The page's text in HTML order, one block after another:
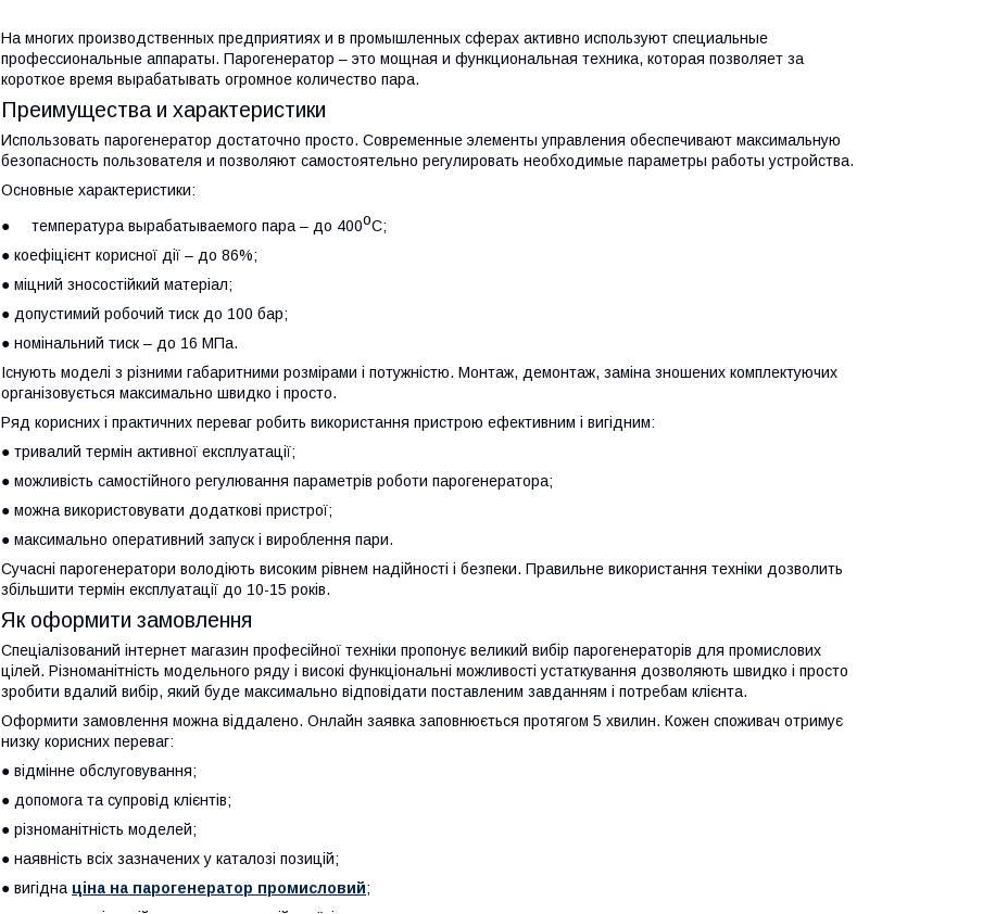
На многих производственных предприятиях и в промышленных сферах активно используют специальные
профессиональные аппараты. Парогенератор – это мощная и функциональная техника, которая позволяет за
короткое время вырабатывать огромное количество пара.
Преимущества и характеристики
Использовать парогенератор достаточно просто. Современные элементы управления обеспечивают максимальную
безопасность пользователя и позволяют самостоятельно регулировать необходимые параметры работы устройства.
Основные характеристики:
● температура вырабатываемого пара – до 400оС;
● коефіцієнт корисної дії – до 86%;
● міцний зносостійкий матеріал;
● допустимий робочий тиск до 100 бар;
● номінальний тиск – до 16 МПа.
Існують моделі з різними габаритними розмірами і потужністю. Монтаж, демонтаж, заміна зношених комплектуючих
організовується максимально швидко і просто.
Ряд корисних і практичних переваг робить використання пристрою ефективним і вигідним:
● тривалий термін активної експлуатації;
● можливість самостійного регулювання параметрів роботи парогенератора;
● можна використовувати додаткові пристрої;
● максимально оперативний запуск і вироблення пари.
Сучасні парогенератори володіють високим рівнем надійності і безпеки. Правильне використання техніки дозволить
збільшити термін експлуатації до 10-15 років.
Як оформити замовлення
Спеціалізований інтернет магазин професійної техніки пропонує великий вибір парогенераторів для промислових
цілей. Різноманітність модельного ряду і високі функціональні можливості устаткування дозволяють швидко і просто
зробити вдалий вибір, який буде максимально відповідати поставленим завданням і потребам клієнта.
Оформити замовлення можна віддалено. Онлайн заявка заповнюється протягом 5 хвилин. Кожен споживач отримує
низку корисних переваг:
● відмінне обслуговування;
● допомога та супровід клієнтів;
● різноманітність моделей;
● наявність всіх зазначених у каталозі позицій;
● вигідна ціна на парогенератор промисловий;